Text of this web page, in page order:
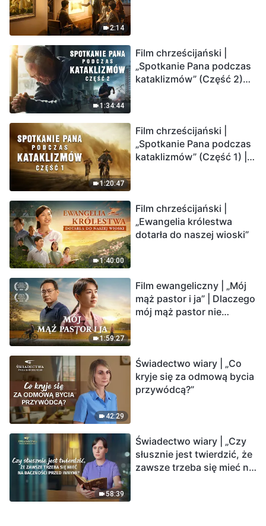
2:14
1:34:44
Film chrześcijański |
„Spotkanie Pana podczas
kataklizmów” (Część 2)
Ludzkość weszła w
odliczanie. Czy znalazłeś
już drogę ocalenia?
1:20:47
Film chrześcijański |
„Spotkanie Pana podczas
kataklizmów” (Część 1) |
1:40:00
Film chrześcijański |
„Ewangelia królestwa
dotarła do naszej wioski”
1:59:27
Film ewangeliczny | „Mój
mąż pastor i ja” | Dlaczego
mój mąż pastor nie
42:29
Świadectwo wiary | „Co
kryje się za odmową bycia
przywódcą?”
58:39
Świadectwo wiary | „Czy
słusznie jest twierdzić, że
zawsze trzeba się mieć na